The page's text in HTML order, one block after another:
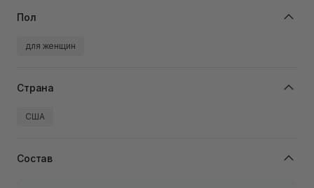
Пол
для женщин
Страна
США
Состав